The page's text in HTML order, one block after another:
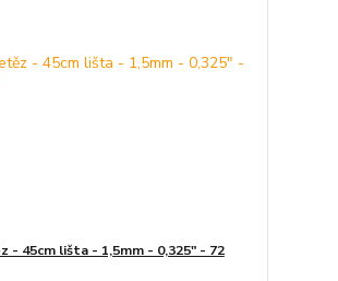
- 45cm lišta - 1,5mm - 0,325" - 72